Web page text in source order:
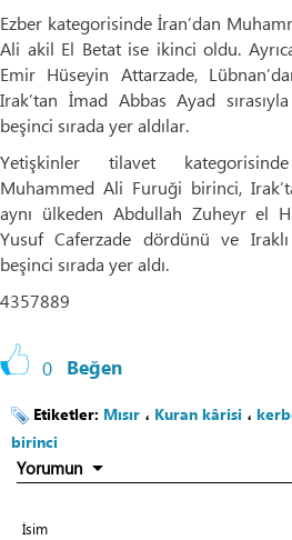
Ezber kategorisinde İran’dan
Ali akil El Betat ise ikinci oldu.
Emir Hüseyin Attarzade,
Irak’tan İmad Abbas Ayad
beşinci sırada yer aldılar.
Yetişkinler tilavet
Muhammed Ali Furuği birinci,
aynı ülkeden Abdullah Zuheyr el
Yusuf Caferzade dördünü ve
beşinci sırada yer aldı.
4357889
0 Beğen
Etiketler: Mısır ، Kuran kârisi ،
birinci
Yorumun
İsim